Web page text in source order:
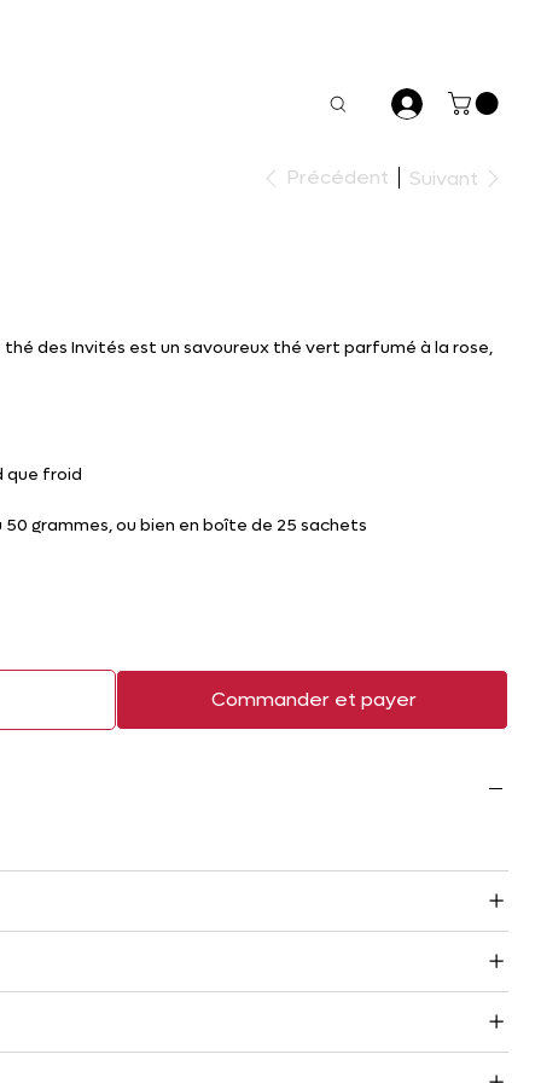
Précédent Suivant
thé des Invités est un savoureux thé vert parfumé à la rose,
que froid
grammes, ou bien en boîte de 25 sachets
Commander et payer